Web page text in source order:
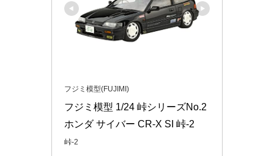
フジミ模型(FUJIMI)
フジミ模型 1/24 峠シリーズNo.2
ホンダ サイバー CR-X SI 峠-2
峠-2